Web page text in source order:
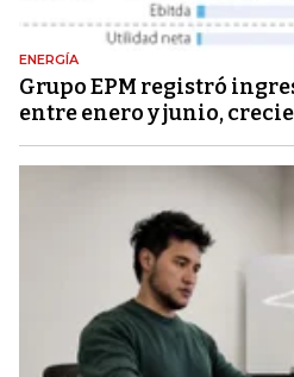
ENERGÍA
Grupo EPM registró
entre enero y junio,